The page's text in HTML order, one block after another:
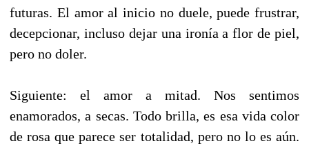
futuras. El amor al inicio no duele, puede frustrar,
decepcionar, incluso dejar una ironía a flor de piel,
pero no doler.
Siguiente: el amor a mitad. Nos sentimos
enamorados, a secas. Todo brilla, es esa vida color
de rosa que parece ser totalidad, pero no lo es aún.